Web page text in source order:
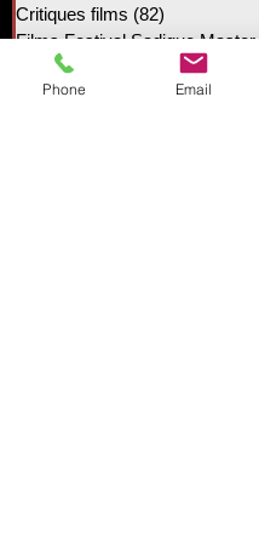
Critiques films (82)
Films Festival Sadique Master
News (1)
Phone Email